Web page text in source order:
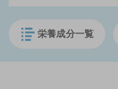
栄養成分一覧